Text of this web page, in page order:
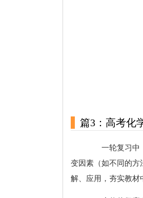
篇3：高考化
一轮复习中，
变因素（如不同的方
解、应用，夯实教材